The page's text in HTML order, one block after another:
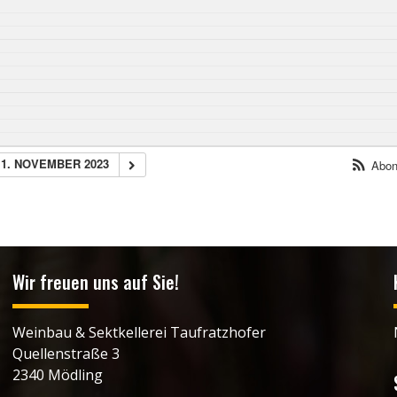
1. NOVEMBER 2023
Wir freuen uns auf Sie!
Weinbau & Sektkellerei Taufratzhofer
Quellenstraße 3
2340 Mödling